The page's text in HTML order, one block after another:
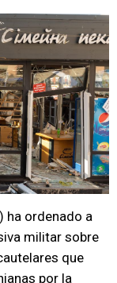
ha ordenado a
militar sobre
que
por la